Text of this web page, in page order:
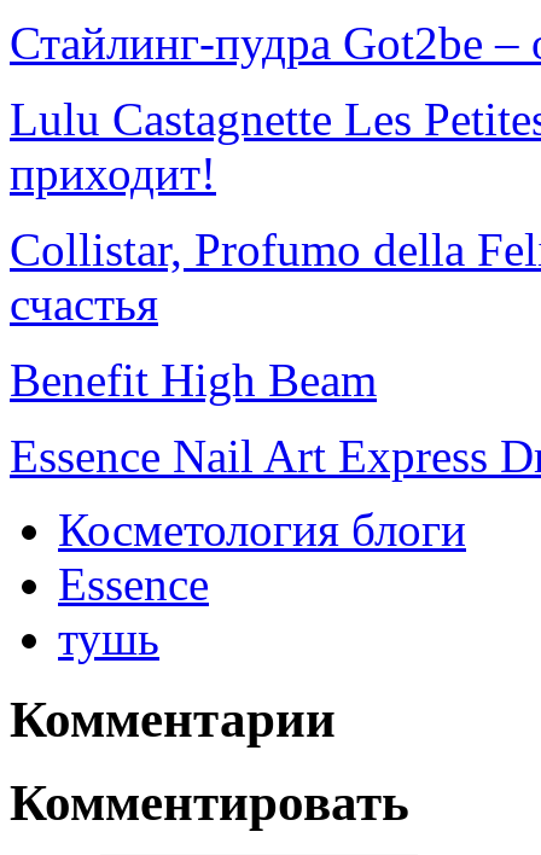
Стайлинг-пудра Got2be
Lulu Castagnette Les
приходит!
Collistar, Profumo della
счастья
Benefit High Beam
Essence Nail Art Express
Косметология блоги
Essence
тушь
Комментарии
Комментировать